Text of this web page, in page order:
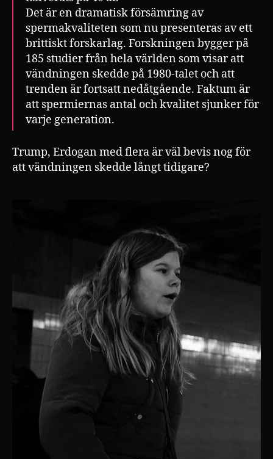
Det är en dramatisk försämring av
spermakvaliteten som nu presenteras av ett
brittiskt forskarlag. Forskningen bygger på
185 studier från hela världen som visar att
vändningen skedde på 1980-talet och att
trenden är fortsatt nedåtgående. Faktum är
att spermiernas antal och kvalitet sjunker för
varje generation.
Trump, Erdogan med flera är väl bevis nog för
att vändningen skedde långt tidigare?